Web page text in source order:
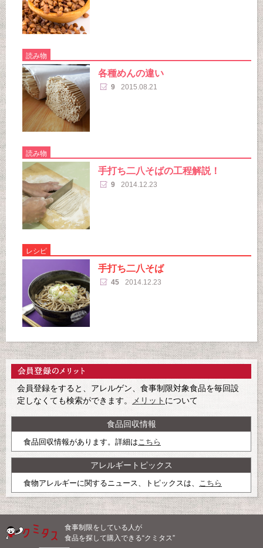
読み物
各種めんの違い
9 2015.08.21
読み物
手打ち二八そばの工程解説！
9 2014.12.23
レシピ
手打ち二八そば
45 2014.12.23
会員登録をすると、アレルゲン、食事制限対象食品を毎回設
定しなくても検索ができます。
メリット について
食品回収情報
食品回収情報があります。詳細はこちら
アレルギートピックス
食物アレルギーに関するニュース、トピックスは、 こちら
食事制限をしている人が
食品を探して購入できる“クミタス”